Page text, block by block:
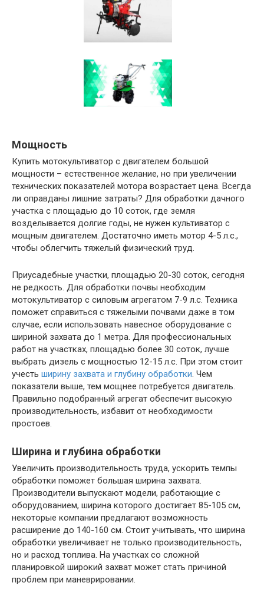
Мощность
Купить мотокультиватор с двигателем большой
мощности – естественное желание, но при увеличении
технических показателей мотора возрастает цена. Всегда
ли оправданы лишние затраты? Для обработки дачного
участка с площадью до 10 соток, где земля
возделывается долгие годы, не нужен культиватор с
мощным двигателем. Достаточно иметь мотор 4-5 л.с.,
чтобы облегчить тяжелый физический труд.
Приусадебные участки, площадью 20-30 соток, сегодня
не редкость. Для обработки почвы необходим
мотокультиватор с силовым агрегатом 7-9 л.с. Техника
поможет справиться с тяжелыми почвами даже в том
случае, если использовать навесное оборудование с
шириной захвата до 1 метра. Для профессиональных
работ на участках, площадью более 30 соток, лучше
выбрать дизель с мощностью 12-15 л.с. При этом стоит
учесть ширину захвата и глубину обработки. Чем
показатели выше, тем мощнее потребуется двигатель.
Правильно подобранный агрегат обеспечит высокую
производительность, избавит от необходимости
простоев.
Ширина и глубина обработки
Увеличить производительность труда, ускорить темпы
обработки поможет большая ширина захвата.
Производители выпускают модели, работающие с
оборудованием, ширина которого достигает 85-105 см,
некоторые компании предлагают возможность
расширение до 140-160 см. Стоит учитывать, что ширина
обработки увеличивает не только производительность,
но и расход топлива. На участках со сложной
планировкой широкий захват может стать причиной
проблем при маневрировании.